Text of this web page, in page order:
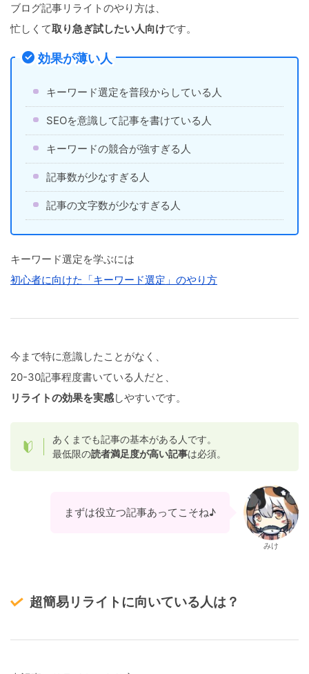
ブログ記事リライトのやり方は、
忙しくて取り急ぎ試したい人向けです。
効果が薄い人
キーワード選定を普段からしている人
SEOを意識して記事を書けている人
キーワードの競合が強すぎる人
記事数が少なすぎる人
記事の文字数が少なすぎる人
キーワード選定を学ぶには
初心者に向けた「キーワード選定」のやり方
今まで特に意識したことがなく、
20-30記事程度書いている人だと、
リライトの効果を実感しやすいです。
あくまでも記事の基本がある人です。
最低限の読者満足度が高い記事は必須。
まずは役立つ記事あってこそね♪
みけ
超簡易リライトに向いている人は？